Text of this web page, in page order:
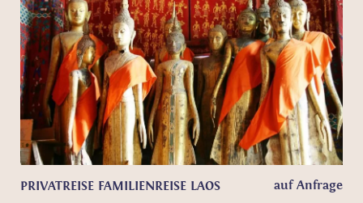
PRIVATREISE FAMILIENREISE LAOS auf Anfrage